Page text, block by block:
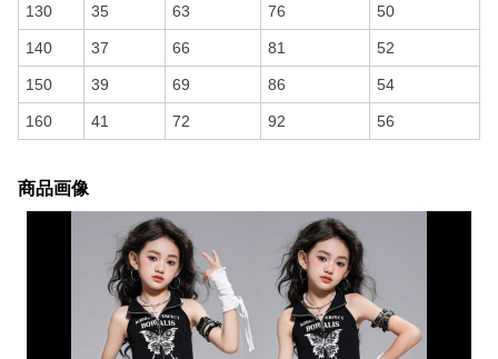
130 35 63 76 50
140 37 66 81 52
150 39 69 86 54
160 41 72 92 56
商品画像